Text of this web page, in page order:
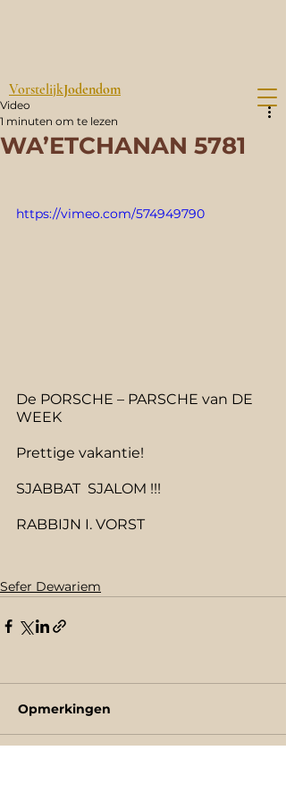
VorstelijkJodendom
WA’ETCHANAN 5781
Video
1 minuten om te lezen
https://vimeo.com/574949790
De PORSCHE – PARSCHE van DE
WEEK
Prettige vakantie!
SJABBAT  SJALOM !!!
RABBIJN I. VORST
Sefer Dewariem
Opmerkingen